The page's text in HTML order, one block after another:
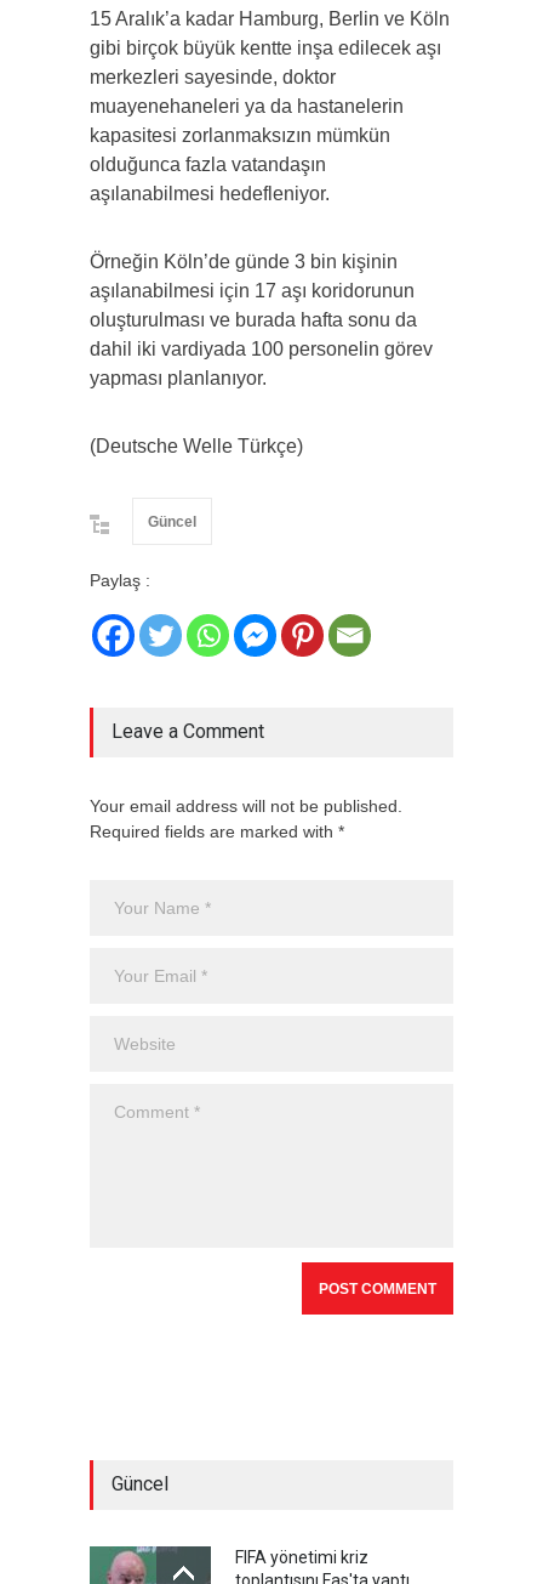
15 Aralık’a kadar Hamburg, Berlin ve Köln
gibi birçok büyük kentte inşa edilecek aşı
merkezleri sayesinde, doktor
muayenehaneleri ya da hastanelerin
kapasitesi zorlanmaksızın mümkün
olduğunca fazla vatandaşın
aşılanabilmesi hedefleniyor.
Örneğin Köln’de günde 3 bin kişinin
aşılanabilmesi için 17 aşı koridorunun
oluşturulması ve burada hafta sonu da
dahil iki vardiyada 100 personelin görev
yapması planlanıyor.
(Deutsche Welle Türkçe)
Güncel
Paylaş :
Leave a Comment
Your email address will not be published.
Required fields are marked with *
Güncel
FIFA yönetimi kriz